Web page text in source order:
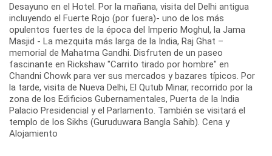
Desayuno en el Hotel. Por la mañana, visita del Delhi antigua
incluyendo el Fuerte Rojo (por fuera)- uno de los más
opulentos fuertes de la época del Imperio Moghul, la Jama
Masjid - La mezquita más larga de la India, Raj Ghat –
memorial de Mahatma Gandhi. Disfruten de un paseo
fascinante en Rickshaw "Carrito tirado por hombre" en
Chandni Chowk para ver sus mercados y bazares típicos. Por
la tarde, visita de Nueva Delhi, El Qutub Minar, recorrido por la
zona de los Edificios Gubernamentales, Puerta de la India
Palacio Presidencial y el Parlamento. También se visitará el
templo de los Sikhs (Guruduwara Bangla Sahib). Cena y
Alojamiento